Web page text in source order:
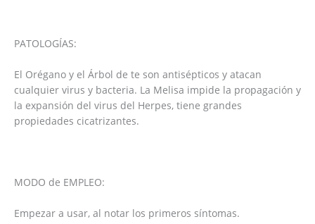
PATOLOGÍAS:
El Orégano y el Árbol de te son antisépticos y atacan
cualquier virus y bacteria. La Melisa impide la propagación y
la expansión del virus del Herpes, tiene grandes
propiedades cicatrizantes.
MODO de EMPLEO:
Empezar a usar, al notar los primeros síntomas.